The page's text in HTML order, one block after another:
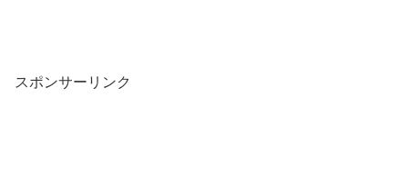
スポンサーリンク